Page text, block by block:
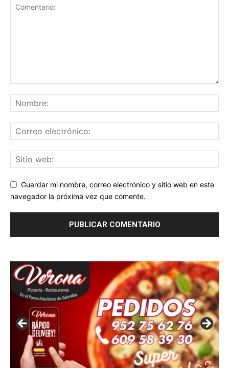
Guardar mi nombre, correo electrónico y sitio web en este
navegador la próxima vez que comente.